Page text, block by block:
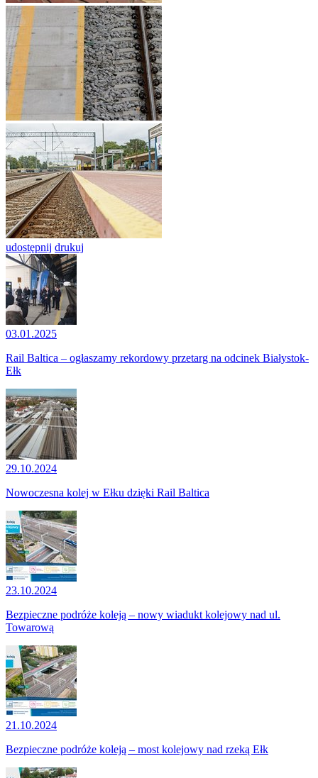
udostępnij drukuj
03.01.2025
Rail Baltica – ogłaszamy rekordowy przetarg na odcinek Białystok-
Ełk
29.10.2024
Nowoczesna kolej w Ełku dzięki Rail Baltica
23.10.2024
Bezpieczne podróże koleją – nowy wiadukt kolejowy nad ul.
Towarową
21.10.2024
Bezpieczne podróże koleją – most kolejowy nad rzeką Ełk